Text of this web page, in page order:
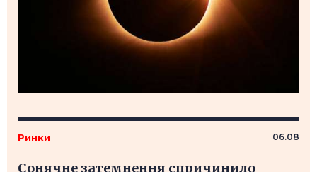
Ринки 06.08
Сонячне затемнення спричинило